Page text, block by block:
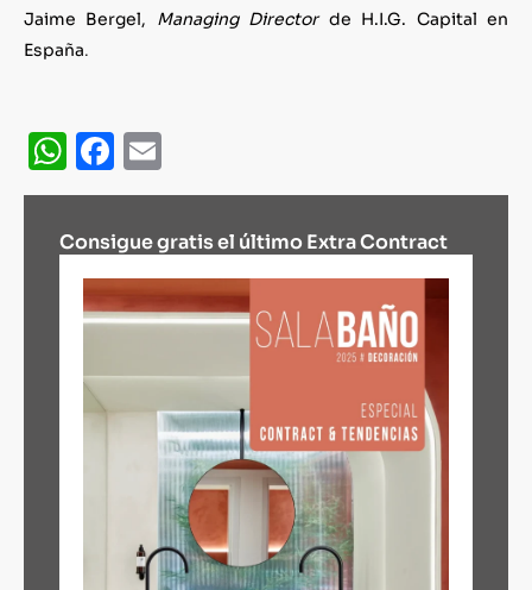
Jaime Bergel, Managing Directorde H.I.G. Capital en
España.
WhatsApp
Facebook
Consigue gratis el último Extra Contract